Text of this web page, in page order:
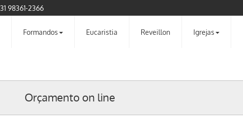
31 98361-2366
Formandos Eucaristia Reveillon Igrejas
Orçamento on line